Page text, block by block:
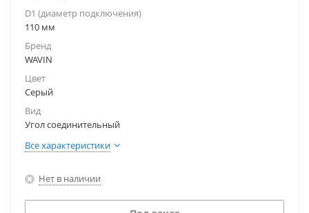
D1 (диаметр подключения)
110 мм
Бренд
WAVIN
Цвет
Серый
Вид
Угол соединительный
Все характеристики
Нет в наличии